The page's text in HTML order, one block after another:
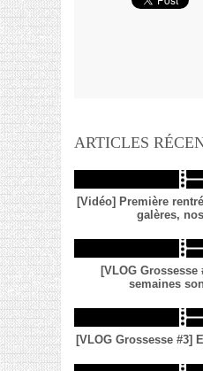
ARTICLES
[Vidéo] Première
galères,
[VLOG
semaines
[VLOG Grossesse #3]